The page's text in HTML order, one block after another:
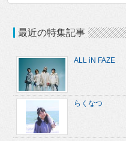
最近の特集記事
ALL iN FAZE
らくなつ